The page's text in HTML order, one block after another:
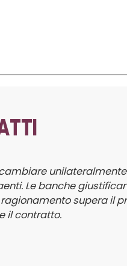
Le banche
supera il
il contratto.